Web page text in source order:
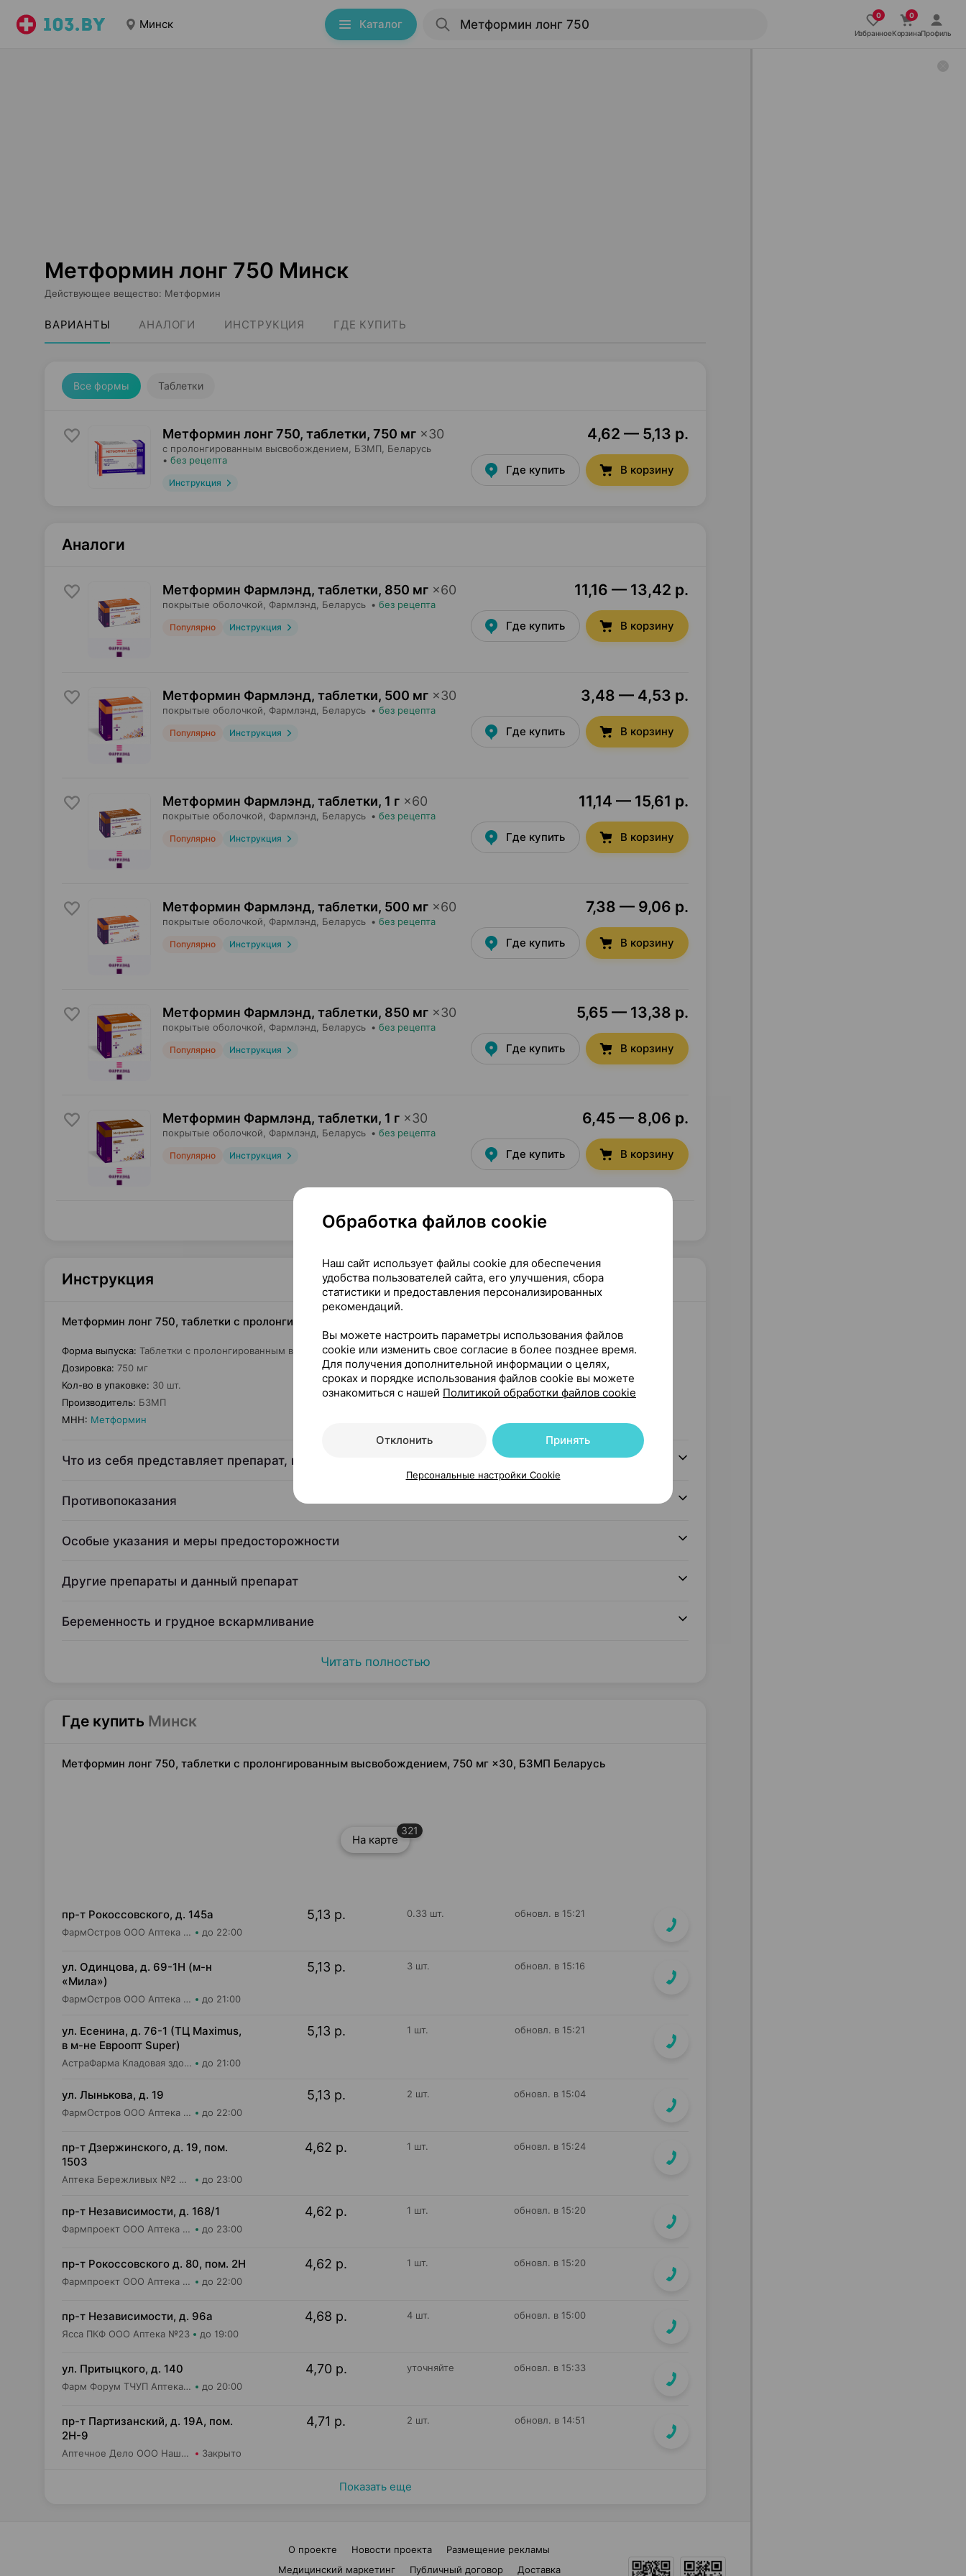
Минск Каталог
ИзбранноеКорзинаПрофиль
Метформин лонг 750 Минск
Действующее вещество: Метформин
ВАРИАНТЫ АНАЛОГИ ИНСТРУКЦИЯ ГДЕ КУПИТЬ
Все формы Таблетки
Метформин лонг 750, таблетки, 750 мг ×30
с пролонгированным высвобождением, БЗМП , Беларусь
• без рецепта
Инструкция
4,62 — 5,13 р.
Где купить В корзину
Аналоги
Метформин Фармлэнд, таблетки, 850 мг ×60
покрытые оболочкой, Фармлэнд , Беларусь • без рецепта
Популярно Инструкция
11,16 — 13,42 р.
Где купить В корзину
Метформин Фармлэнд, таблетки, 500 мг ×30
покрытые оболочкой, Фармлэнд , Беларусь • без рецепта
Популярно Инструкция
3,48 — 4,53 р.
Где купить В корзину
Метформин Фармлэнд, таблетки, 1 г ×60
покрытые оболочкой, Фармлэнд , Беларусь • без рецепта
Популярно Инструкция
11,14 — 15,61 р.
Где купить В корзину
Метформин Фармлэнд, таблетки, 500 мг ×60
покрытые оболочкой, Фармлэнд , Беларусь • без рецепта
Популярно Инструкция
7,38 — 9,06 р.
Где купить В корзину
Метформин Фармлэнд, таблетки, 850 мг ×30
покрытые оболочкой, Фармлэнд , Беларусь • без рецепта
Популярно Инструкция
5,65 — 13,38 р.
Где купить В корзину
Метформин Фармлэнд, таблетки, 1 г ×30
покрытые оболочкой, Фармлэнд , Беларусь • без рецепта
Популярно Инструкция
6,45 — 8,06 р.
Где купить В корзину
Показать еще
Инструкция
Метформин лонг 750, таблетки с пролонгированным высвобождением, 750 мг ×30, БЗМП Беларусь
Форма выпуска: Таблетки с пролонгированным высвобождением
Дозировка: 750 мг
Кол-во в упаковке: 30 шт.
Производитель: БЗМП
МНН: Метформин
Что из себя представляет препарат, и для чего его применяют
Противопоказания
Особые указания и меры предосторожности
Другие препараты и данный препарат
Беременность и грудное вскармливание
Читать полностью
Где купить Минск
Метформин лонг 750, таблетки с пролонгированным высвобождением, 750 мг ×30, БЗМП Беларусь
На карте
321
пр-т Рокоссовского, д. 145а
ФармОстров ООО Аптека №9 на Рокоссовского до 22:00
5,13 р. 0.33 шт. обновл. в 15:21
ул. Одинцова, д. 69-1Н (м-н
«Мила»)
ФармОстров ООО Аптека №16 на Одинцова до 21:00
5,13 р. 3 шт. обновл. в 15:16
ул. Есенина, д. 76-1 (ТЦ Maximus,
в м-не Евроопт Super)
АстраФарма Кладовая здоровья ООО Аптека №9 до 21:00
5,13 р. 1 шт. обновл. в 15:21
ул. Лынькова, д. 19
ФармОстров ООО Аптека №7 на Лынькова до 22:00
5,13 р. 2 шт. обновл. в 15:04
пр-т Дзержинского, д. 19, пом.
1503
Аптека Бережливых №2 Пилюля ООО Аптека до 23:00
4,62 р. 1 шт. обновл. в 15:24
пр-т Независимости, д. 168/1
Фармпроект ООО Аптека бережливых №4 до 23:00
4,62 р. 1 шт. обновл. в 15:20
пр-т Рокоссовского д. 80, пом. 2Н
Фармпроект ООО Аптека бережливых №8 до 22:00
4,62 р. 1 шт. обновл. в 15:20
пр-т Независимости, д. 96а
Ясса ПКФ ООО Аптека №23 до 19:00
4,68 р. 4 шт. обновл. в 15:00
ул. Притыцкого, д. 140
Фарм Форум ТЧУП Аптека №2 до 20:00
4,70 р. уточняйте обновл. в 15:33
пр-т Партизанский, д. 19А, пом.
2Н-9
Аптечное Дело ООО Наша Аптека №12 Закрыто
4,71 р. 2 шт. обновл. в 14:51
Показать еще
О проекте Новости проекта
Размещение рекламы
Медицинский маркетинг
Публичный договор Доставка
Обработка файлов cookie
Наш сайт использует файлы cookie для обеспечения
удобства пользователей сайта, его улучшения, сбора
статистики и предоставления персонализированных
рекомендаций.
Вы можете настроить параметры использования файлов
cookie или изменить свое согласие в более позднее время.
Для получения дополнительной информации о целях,
сроках и порядке использования файлов cookie вы можете
ознакомиться с нашей Политикой обработки файлов cookie
Отклонить Принять
Персональные настройки Cookie